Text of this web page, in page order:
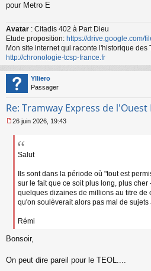
u
pour Metro E
Avatar : Citadis 402 à Part Dieu
Etude proposition: https://drive.google.com/
Mon site internet qui raconte l'historique des
http://chronologie-tcsp-france.fr
Ylliero
Passager
Re: Tramway Express de l'Ouest
e
26 juin 2026, 19:43
Salut
Ils sont dans la période où "tout est
sur le fait que ce soit plus long, plus cher
quelques dizaines de millions au titre de
qu'on soulèverait alors pas mal de
Rémi
Bonsoir,
On peut dire pareil pour le TEOL....